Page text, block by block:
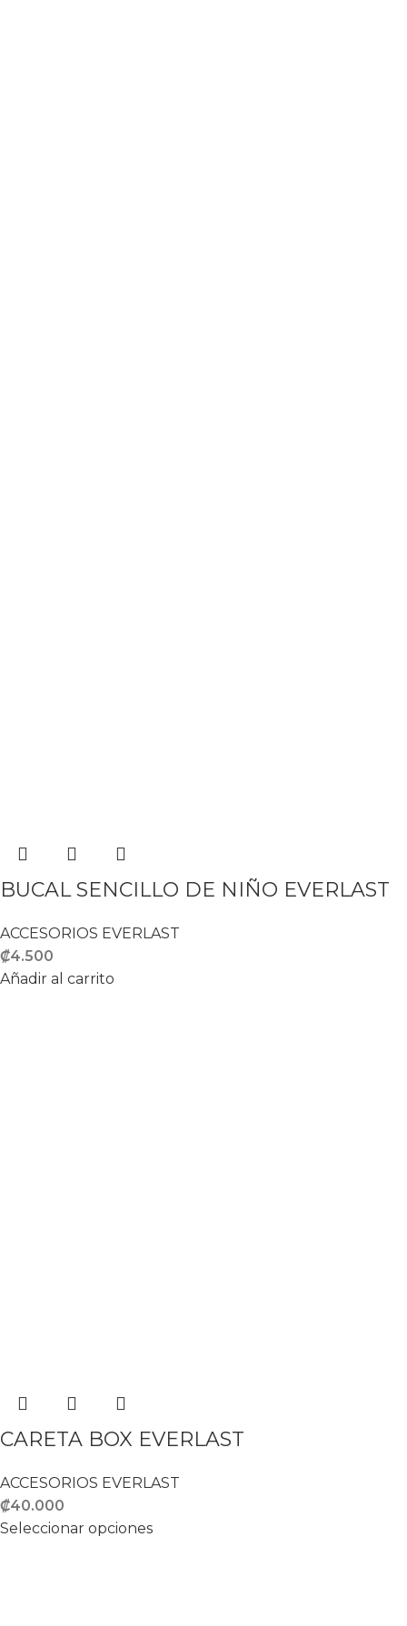
BUCAL SENCILLO DE NIÑO EVERLAST
ACCESORIOS EVERLAST
₡4.500
Añadir al carrito
CARETA BOX EVERLAST
ACCESORIOS EVERLAST
₡40.000
Seleccionar opciones